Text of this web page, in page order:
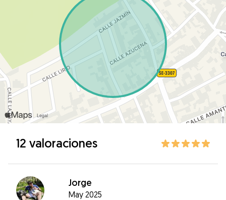
12 valoraciones
Jorge
May 2025